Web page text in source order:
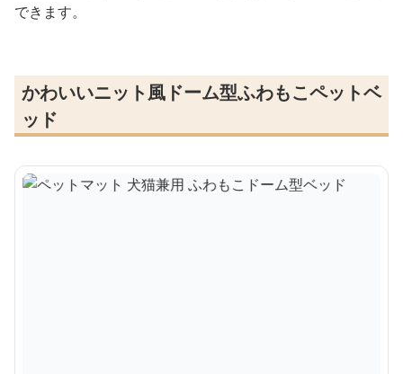
できます。
かわいいニット風ドーム型ふわもこペットベ
ッド